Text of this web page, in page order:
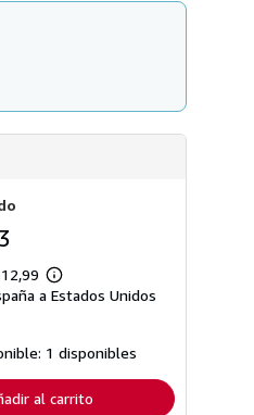
Más
información
tarifas
de
envío
a Estados Unidos
1 disponibles
al carrito